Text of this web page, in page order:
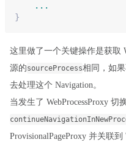
...
}
这里做了一个关键操作是获取
源的sourceProcess相同，如果
去处理这个 Navigation。
当发生了 WebProcessProxy 切
ProvisionalPageProxy 并关联到